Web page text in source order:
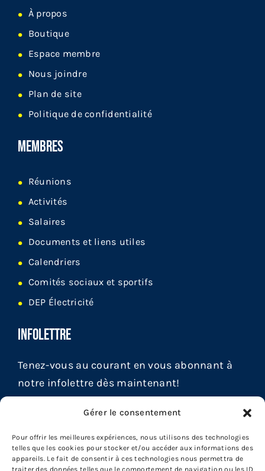
Gérer le consentement
Pour offrir les meilleures expériences, nous utilisons des technologies
telles que les cookies pour stocker et/ou accéder aux informations des
appareils. Le fait de consentir à ces technologies nous permettra de
traiter des données telles que le comportement de navigation ou les ID
À propos
Boutique
Espace membre
Nous joindre
Plan de site
Politique de confidentialité
MEMBRES
Réunions
Activités
Salaires
Documents et liens utiles
Calendriers
Comités sociaux et sportifs
DEP Électricité
INFOLETTRE
Tenez-vous au courant en vous abonnant à
notre infolettre dès maintenant!